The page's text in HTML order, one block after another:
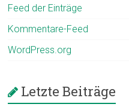
Feed der Einträge
Kommentare-Feed
WordPress.org
Letzte Beiträge